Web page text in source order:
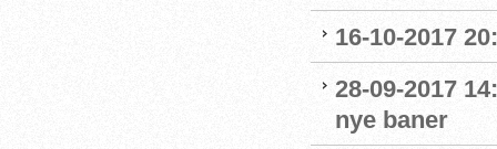
16-10-2017
28-09-2017
nye baner